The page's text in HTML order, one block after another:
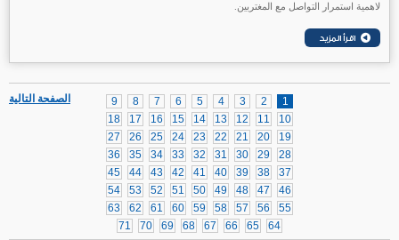
لاهمية استمرار التواصل مع المغتربين.
الصفحة التالية 1
2
3
4
5
6
7
8
9
10
11
12
13
14
15
16
17
18
19
20
21
22
23
24
25
26
27
28
29
30
31
32
33
34
35
36
37
38
39
40
41
42
43
44
45
46
47
48
49
50
51
52
53
54
55
56
57
58
59
60
61
62
63
64
65
66
67
68
69
70
71